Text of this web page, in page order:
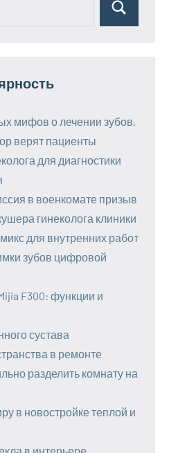
Поиск
мифов о лечении зубов,
верят пациенты
для диагностики
в военкомате призыв
гинеколога клиники
для внутренних работ
зубов цифровой
F300: функции и
сустава
в ремонте
разделить комнату на
в новостройке теплой и